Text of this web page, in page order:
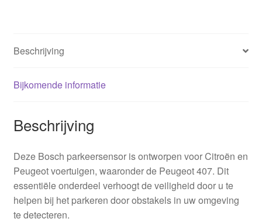
Beschrijving
Bijkomende informatie
Beschrijving
Deze Bosch parkeersensor is ontworpen voor Citroën en
Peugeot voertuigen, waaronder de Peugeot 407. Dit
essentiële onderdeel verhoogt de veiligheid door u te
helpen bij het parkeren door obstakels in uw omgeving
te detecteren.